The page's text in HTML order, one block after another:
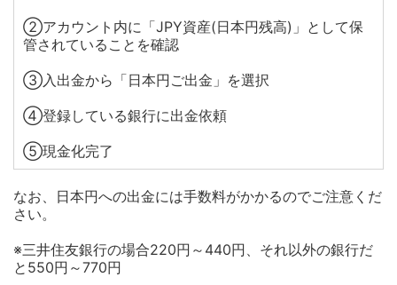
②アカウント内に「JPY資産(日本円残高)」として保
管されていることを確認
③入出金から「日本円ご出金」を選択
④登録している銀行に出金依頼
⑤現金化完了
なお、日本円への出金には手数料がかかるのでご注意くだ
さい。
※三井住友銀行の場合220円～440円、それ以外の銀行だ
と550円～770円